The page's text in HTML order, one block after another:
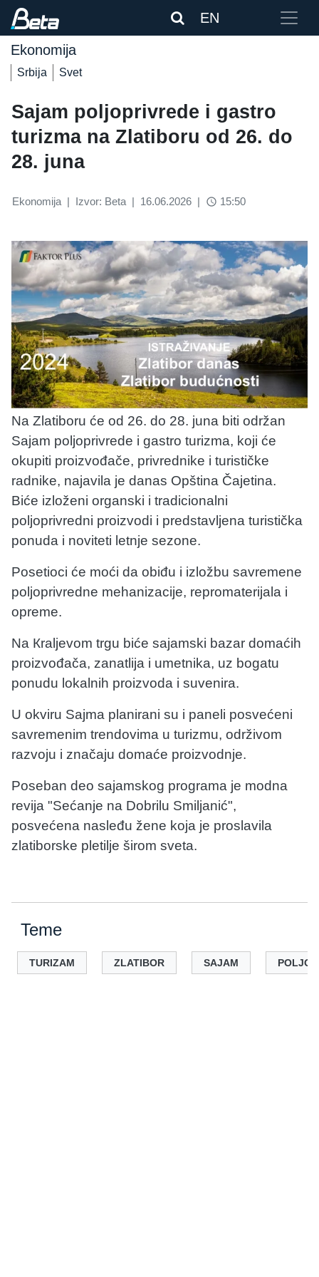
EN
Ekonomija
Srbija Svet
Sajam poljoprivrede i gastro
turizma na Zlatiboru od 26. do
28. juna
Ekonomija | Izvor: Beta | 16.06.2026 | access_time 15:50
Na Zlatiboru će od 26. do 28. juna biti održan
Sajam poljoprivrede i gastro turizma, koji će
okupiti proizvođače, privrednike i turističke
radnike, najavila je danas Opština Čajetina.
Biće izloženi organski i tradicionalni
poljoprivredni proizvodi i predstavljena turistička
ponuda i noviteti letnje sezone.
Posetioci će moći da obiđu i izložbu savremene
poljoprivredne mehanizacije, repromaterijala i
opreme.
Na Кraljevom trgu biće sajamski bazar domaćih
proizvođača, zanatlija i umetnika, uz bogatu
ponudu lokalnih proizvoda i suvenira.
U okviru Sajma planirani su i paneli posvećeni
savremenim trendovima u turizmu, održivom
razvoju i značaju domaće proizvodnje.
Poseban deo sajamskog programa je modna
revija "Sećanje na Dobrilu Smiljanić",
posvećena nasleđu žene koja je proslavila
zlatiborske pletilje širom sveta.
Teme
TURIZAM ZLATIBOR SAJAM